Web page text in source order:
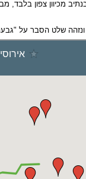
מכיוון צפון בלבד,
שלט הסבר על